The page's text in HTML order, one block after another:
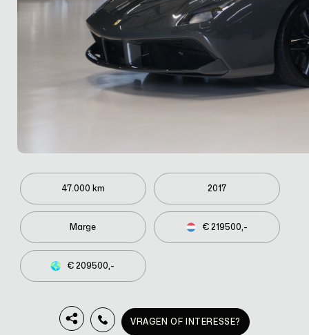
47.000 km 2017
Marge € 219500,-
€ 209500,-
VRAGEN OF INTERESSE?